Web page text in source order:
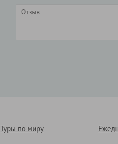
Туры по миру